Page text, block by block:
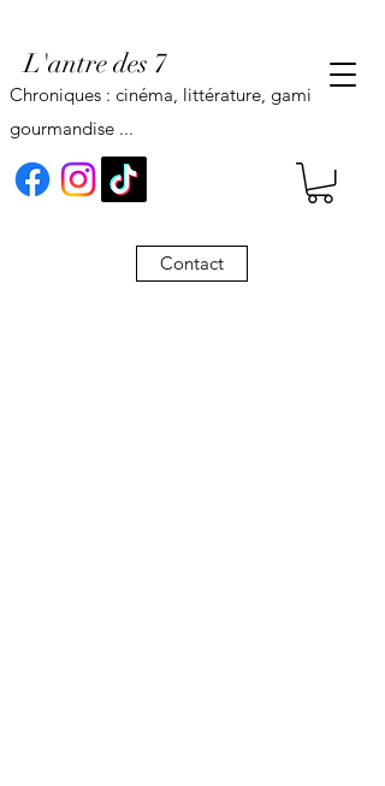
L'antre des 7
Contact
Chroniques : cinéma, littérature, gaming,
gourmandise ...